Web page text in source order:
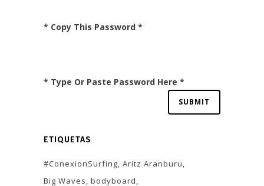
* Copy This Password *
* Type Or Paste Password Here *
ETIQUETAS
#ConexionSurfing Aritz Aranburu
Big Waves bodyboard